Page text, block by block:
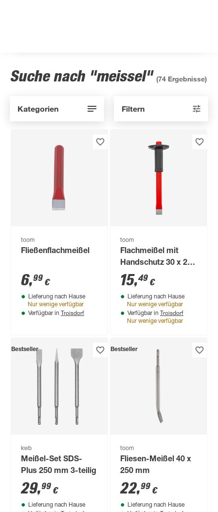
Suche nach "meissel" (74 Ergebnisse)
Kategorien Filtern
toom
Fließenflachmeißel
6,99 €
Lieferung nach Hause
Nur wenige verfügbar
Verfügbar in Troisdorf
toom
Flachmeißel mit
Handschutz 30 x 2,3
x 1,3 cm
15,49 €
Lieferung nach Hause
Nur wenige verfügbar
Verfügbar in Troisdorf
Nur wenige verfügbar
Bestseller
kwb
Meißel-Set SDS-
Plus 250 mm 3-teilig
29,99 €
Lieferung nach Hause
Bestseller
toom
Fliesen-Meißel 40 x
250 mm
22,99 €
Lieferung nach Hause